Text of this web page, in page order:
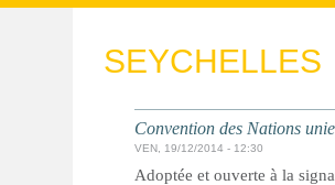
M
n
SEYCHELLES
Convention des Nations
VEN, 19/12/2014 - 12:30
Adoptée et ouverte à la